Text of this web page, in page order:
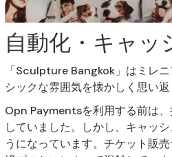
自動化・キャッ
「Sculpture Bangkok」はミレ
シックな雰囲気を懐かしく思い返
Opn Paymentsを利用する前は
していました。しかし、キャッ
うになっています。チケット販